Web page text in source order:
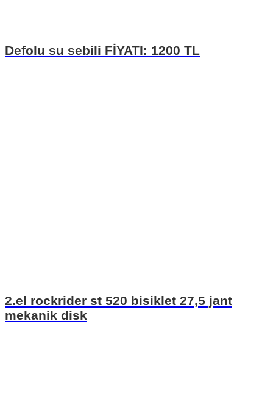
Defolu su sebili FİYATI: 1200 TL
2.el rockrider st 520 bisiklet 27,5 jant
mekanik disk